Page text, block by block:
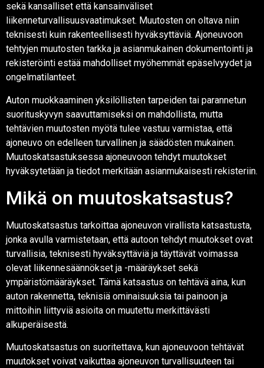
sekä kansalliset että kansainväliset
liikenneturvallisuusvaatimukset. Muutosten on oltava niin
teknisesti kuin rakenteellisesti hyväksyttäviä. Ajoneuvoon
tehtyjen muutosten tarkka ja asianmukainen dokumentointi ja
rekisteröinti estää mahdolliset myöhemmät epäselvyydet ja
ongelmatilanteet.
Auton muokkaaminen yksilöllisten tarpeiden tai parannetun
suorituskyvyn saavuttamiseksi on mahdollista, mutta
tehtävien muutosten myötä tulee vastuu varmistaa, että
ajoneuvo on edelleen turvallinen ja säädösten mukainen.
Muutoskatsastuksessa ajoneuvoon tehdyt muutokset
hyväksytetään ja tiedot merkitään asianmukaisesti rekisteriin.
Mikä on muutoskatsastus?
Muutoskatsastus tarkoittaa ajoneuvon virallista katsastusta,
jonka avulla varmistetaan, että autoon tehdyt muutokset ovat
turvallisia, teknisesti hyväksyttäviä ja täyttävät voimassa
olevat liikennesäännökset ja -määräykset sekä
ympäristömääräykset. Tämä katsastus on tehtävä aina, kun
auton rakennetta, teknisiä ominaisuuksia tai painoon ja
mittoihin liittyviä asioita on muutettu merkittävästi
alkuperäisestä.
Muutoskatsastus on suoritettava, kun ajoneuvoon tehtävät
muutokset voivat vaikuttaa ajoneuvon turvallisuuteen tai